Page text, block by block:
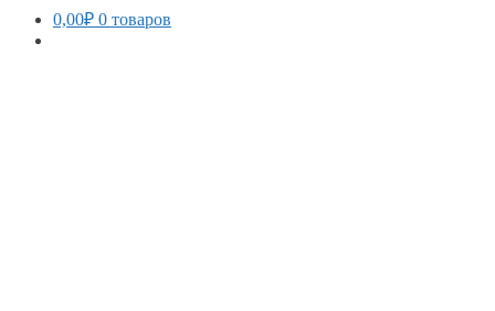
0,00₽ 0 товаров